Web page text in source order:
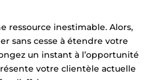
ressource inestimable. Alors,
sans cesse à étendre votre
un instant à l’opportunité
votre clientèle actuelle